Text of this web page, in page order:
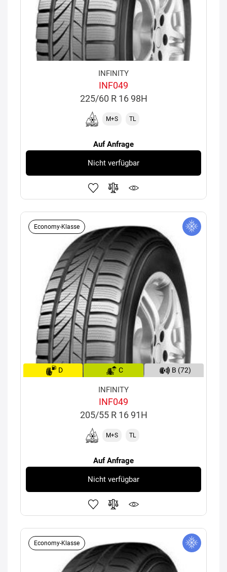
INFINITY
INF049
225/60 R 16 98H
M+S TL
Auf Anfrage
Nicht verfügbar
Economy-Klasse
D C B (72)
INFINITY
INF049
205/55 R 16 91H
M+S TL
Auf Anfrage
Nicht verfügbar
Economy-Klasse